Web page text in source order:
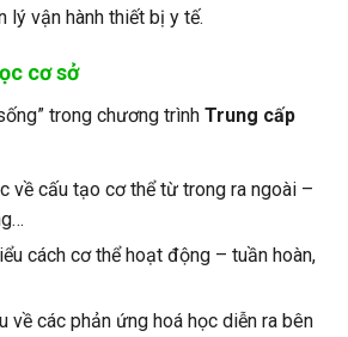
lý vận hành thiết bị y tế.
cơ sở
trong chương trình Trung cấp
về cấu tạo cơ thể từ trong ra ngoài –
cách cơ thể hoạt động – tuần hoàn,
về các phản ứng hoá học diễn ra bên